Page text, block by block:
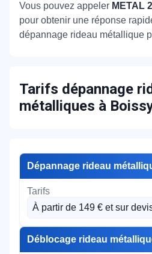
Vous pouvez appeler METAL
pour obtenir une réponse
dépannage rideau métallique
Tarifs dépannage
métalliques à
Dépannage rideau
À partir de 149 € et sur
Déblocage rideau